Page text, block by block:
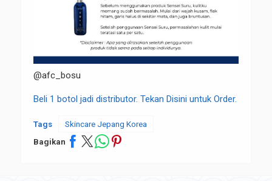
@afc_bosu
Beli 1 botol jadi distributor. Tekan Disini untuk Order.
Tags
Skincare Jepang Korea
Bagikan